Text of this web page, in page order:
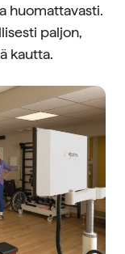
huomattavasti.
paljon,
kautta.